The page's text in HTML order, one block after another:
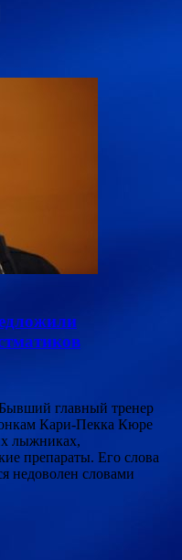
главный тренер
Кари-Пекка Кюре
лыжниках,
препараты. Его слова
недоволен словами